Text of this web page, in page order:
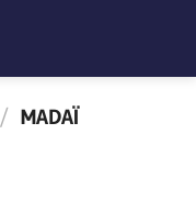
/ MADAÏ